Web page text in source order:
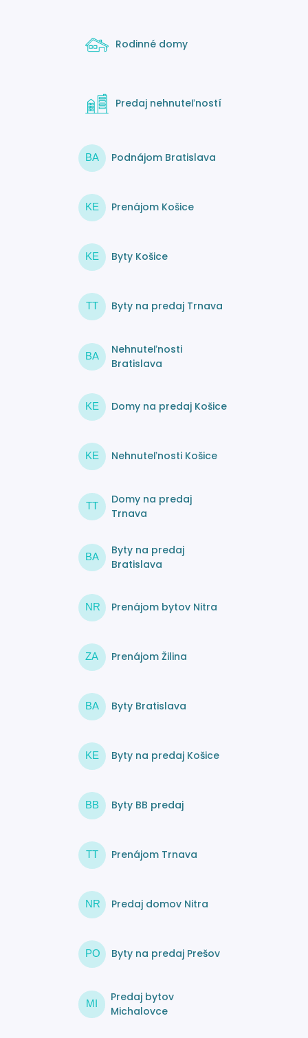
Rodinné domy
Predaj nehnuteľností
BA Podnájom Bratislava
KE Prenájom Košice
KE Byty Košice
TT Byty na predaj Trnava
BA
Nehnuteľnosti
Bratislava
KE Domy na predaj Košice
KE Nehnuteľnosti Košice
TT
Domy na predaj
Trnava
BA
Byty na predaj
Bratislava
NR Prenájom bytov Nitra
ZA Prenájom Žilina
BA Byty Bratislava
KE Byty na predaj Košice
BB Byty BB predaj
TT Prenájom Trnava
NR Predaj domov Nitra
PO Byty na predaj Prešov
MI
Predaj bytov
Michalovce